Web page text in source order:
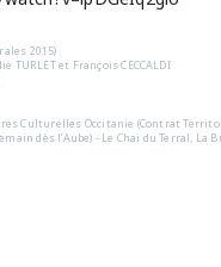
2015)
TURLET et François CECCALDI
Culturelles Occitanie (Contrat
dès l’Aube) - Le Chai du Terral, La